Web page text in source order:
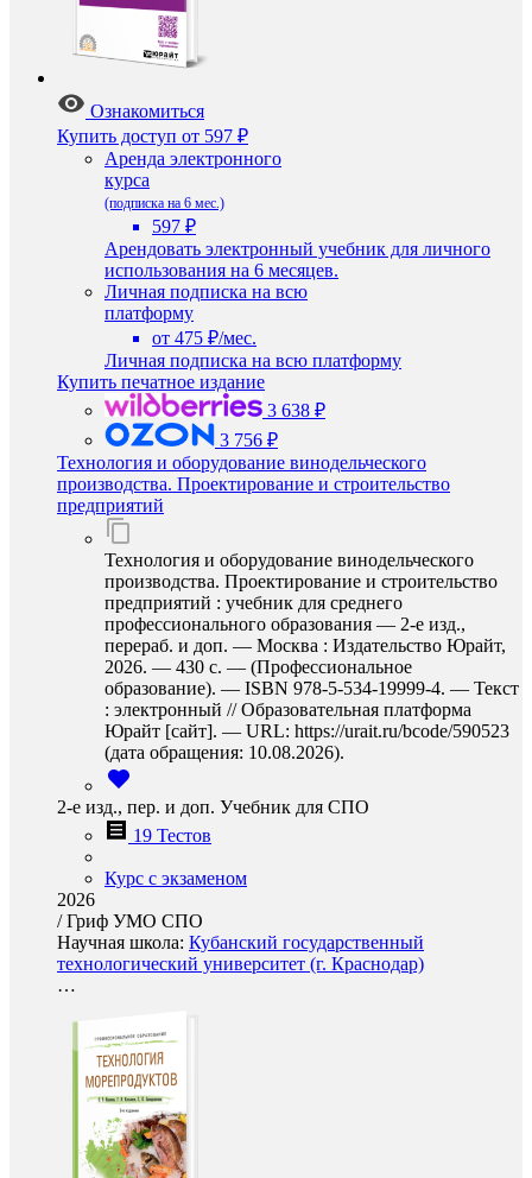
Ознакомиться
Купить доступ от 597 ₽
Аренда электронного
курса
(подписка на 6 мес.)
597 ₽
Арендовать электронный учебник для личного
использования на 6 месяцев.
Личная подписка на всю
платформу
от 475 ₽/мес.
Личная подписка на всю платформу
Купить печатное издание
3 638 ₽
3 756 ₽
Технология и оборудование винодельческого
производства. Проектирование и строительство
предприятий
Технология и оборудование винодельческого
производства. Проектирование и строительство
предприятий : учебник для среднего
профессионального образования — 2-е изд.,
перераб. и доп. — Москва : Издательство Юрайт,
2026. — 430 с. — (Профессиональное
образование). — ISBN 978-5-534-19999-4. — Текст
: электронный // Образовательная платформа
Юрайт [сайт]. — URL: https://urait.ru/bcode/590523
(дата обращения: 10.08.2026).
2-е изд., пер. и доп. Учебник для СПО
19 Тестов
Курс с экзаменом
2026
/Гриф УМО СПО
Научная школа: Кубанский государственный
технологический университет (г. Краснодар)
…